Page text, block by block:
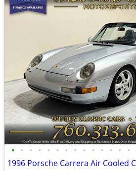
• • • • • • • • • • • • • •